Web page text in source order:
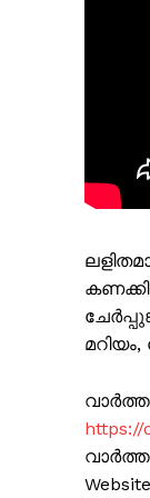
https://
Website